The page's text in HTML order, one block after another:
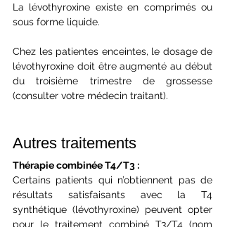
La lévothyroxine existe en comprimés ou
sous forme liquide.
Chez les patientes enceintes, le dosage de
lévothyroxine doit être augmenté au début
du troisième trimestre de grossesse
(consulter votre médecin traitant).
Autres traitements
Thérapie combinée T4/T3 :
Certains patients qui n’obtiennent pas de
résultats satisfaisants avec la T4
synthétique (lévothyroxine) peuvent opter
pour le traitement combiné T3/T4 (nom